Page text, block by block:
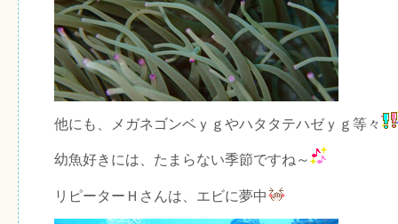
他にも、メガネゴンベｙｇやハタタテハゼｙｇ等々
幼魚好きには、たまらない季節ですね～
リピーターＨさんは、エビに夢中